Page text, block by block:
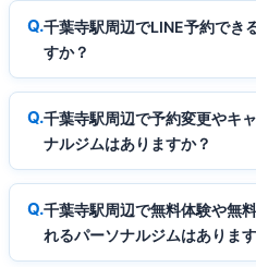
千葉寺駅周辺でLINE予約でき
すか？
千葉寺駅周辺で予約変更やキ
ナルジムはありますか？
千葉寺駅周辺で無料体験や無
れるパーソナルジムはありま